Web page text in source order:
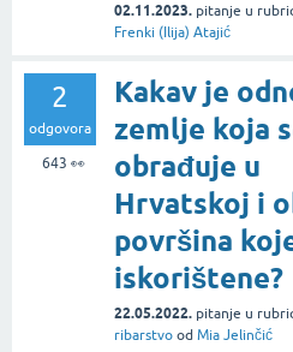
02.11.2023. pitanje u
Frenki (Ilija) Atajić
2
odgovora
643 👀
Kakav je
zemlje koja
obrađuje u
Hrvatskoj i
površina
iskorištene?
22.05.2022. pitanje u
ribarstvo od Mia Jelinčić